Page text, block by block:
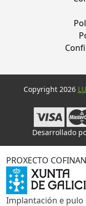
Copyright 2026
Desarrollado
PROXECTO
Implantación e